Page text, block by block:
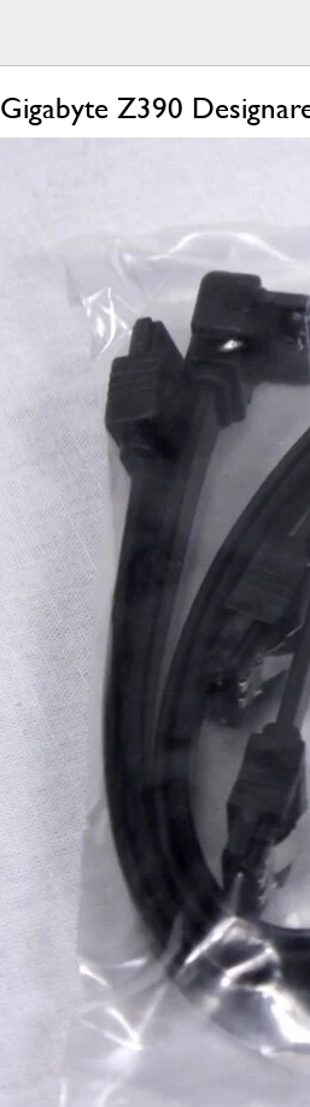
Gigabyte Z390